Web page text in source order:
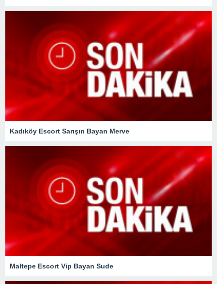
Kadıköy Escort Sarışın Bayan Merve
Maltepe Escort Vip Bayan Sude